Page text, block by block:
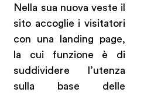
Nella sua nuova veste il
sito accoglie i visitatori
con una landing page,
la cui funzione è di
suddividere l’utenza
sulla base delle